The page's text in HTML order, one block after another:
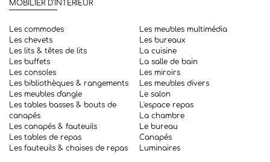
MOBILIER D'INTERIEUR
Les commodes
Les chevets
Les lits & têtes de lits
Les buffets
Les consoles
Les bibliothèques & rangements
Les meubles d'angle
Les tables basses & bouts de
canapés
Les canapés & fauteuils
Les tables de repas
Les fauteuils & chaises de repas
Les meubles multimédia
Les bureaux
La cuisine
La salle de bain
Les miroirs
Les meubles divers
Le salon
L'espace repas
La chambre
Le bureau
Canapés
Luminaires